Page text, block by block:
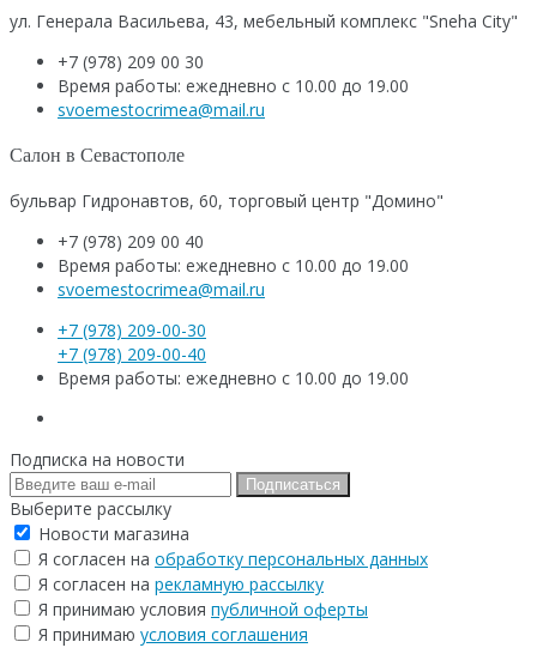
ул. Генерала Васильева, 43, мебельный комплекс "Sneha City"
+7 (978) 209 00 30
Время работы: ежедневно с 10.00 до 19.00
svoemestocrimea@mail.ru
Салон в Севастополе
бульвар Гидронавтов, 60, торговый центр "Домино"
+7 (978) 209 00 40
Время работы: ежедневно с 10.00 до 19.00
svoemestocrimea@mail.ru
+7 (978) 209-00-30
+7 (978) 209-00-40
Время работы: ежедневно с 10.00 до 19.00
Подписка на новости
Подписаться
Выберите рассылку
Новости магазина
Я согласен на обработку персональных данных
Я согласен на рекламную рассылку
Я принимаю условия публичной оферты
Я принимаю условия соглашения